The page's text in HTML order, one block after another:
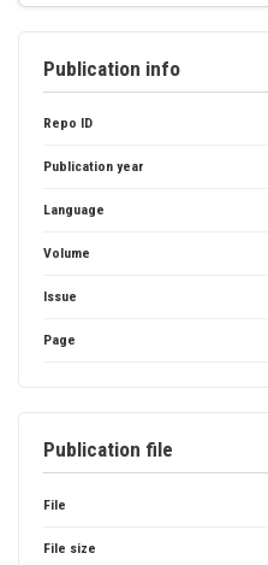
Publication info
Repo ID
Publication year
Language
Volume
Issue
Page
Publication file
File
File size